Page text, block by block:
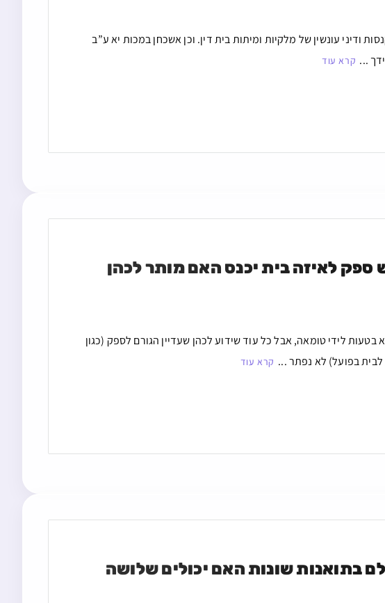
ודיני עונשין של מלקיות ומיתות בית דין. וכן אשכחן במכות יא ע”ב
... קרא עוד
לידי טומאה, אבל כל עוד שידוע לכהן שעדיין הגורם לספק (כגון
בפועל) לא נפתר ... קרא עוד